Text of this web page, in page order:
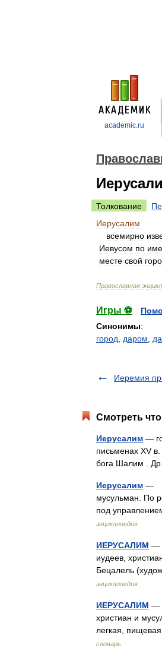
academic.ru
Толкование
Иерусалим
всемирно
Иевусом по
месте свой
Православная
Игры ⚽
Синонимы:
город
даром
Иеремия
Смотреть
Иерусалим —
письменах XV
бога Шалим .
Иерусалим —
мусульман. По
под
энциклопедия
ИЕРУСАЛИМ —
иудеев,
Бецалель
энциклопедия
ИЕРУСАЛИМ —
христиан и
легкая,
словарь